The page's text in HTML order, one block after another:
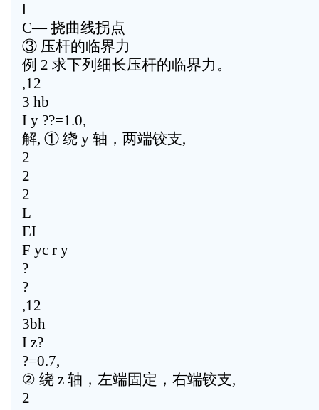
l
C— 挠曲线拐点
③ 压杆的临界力
例 2 求下列细长压杆的临界力。
,12
3 hb
I y ??=1.0,
解, ① 绕 y 轴，两端铰支,
2
2
2
L
EI
F yc r y
?
?
,12
3bh
I z?
?=0.7,
② 绕 z 轴，左端固定，右端铰支,
2